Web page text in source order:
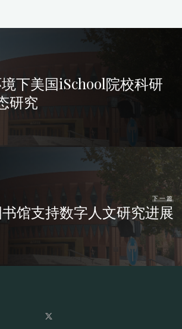
下美国iSchool院校科研
研究
下一篇
馆支持数字人文研究进展